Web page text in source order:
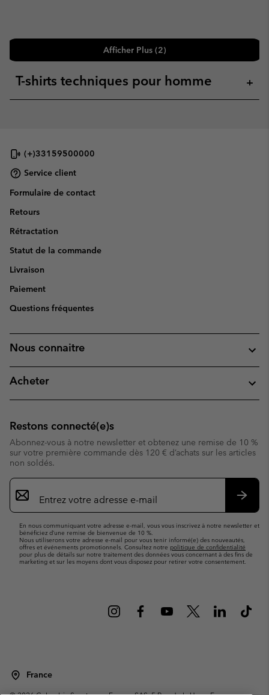
Afficher Plus (2)
T-shirts techniques pour homme +
(+)33159500000
Service client
Formulaire de contact
Retours
Rétractation
Statut de la commande
Livraison
Paiement
Questions fréquentes
Nous connaitre
Acheter
Restons connecté(e)s
Abonnez-vous à notre newsletter et obtenez une remise de 10 %
sur votre première commande dès 120 € d’achats sur les articles
non soldés.
Inscription
par
e-
En nous communiquant votre adresse e-mail, vous vous inscrivez à notre newsletter et
bénéficiez d’une remise de bienvenue de 10 %.
Nous utiliserons votre adresse e-mail pour vous tenir informé(e) des nouveautés,
offres et événements promotionnels. Consultez notre politique de confidentialité
pour plus de détails sur notre traitement des données vous concernant à des fins de
marketing et sur les moyens dont vous disposez pour retirer votre consentement.
France